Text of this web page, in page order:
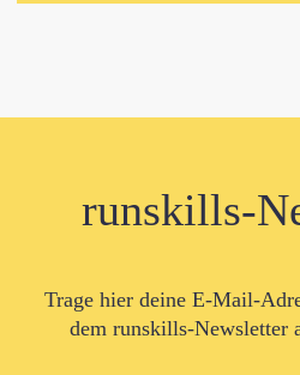
runskills-
Trage hier deine E-Mail-
dem runskills-Newsletter